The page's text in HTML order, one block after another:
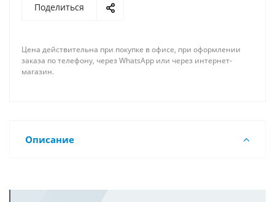
Поделиться
Цена действительна при покупке в офисе, при оформлении
заказа по телефону, через WhatsApp или через интернет-
магазин.
Описание